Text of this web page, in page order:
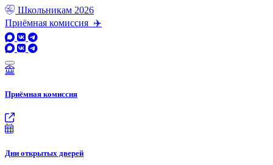
Школьникам 2026
Приёмная комиссия ✈️
Приёмная комиссия
Дни открытых дверей